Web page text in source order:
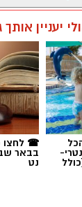
יעניין אותך
☎ לחצו
בבאר
נט